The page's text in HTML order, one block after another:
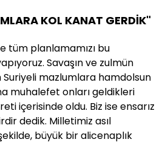
KOL KANAT GERDİK"
tüm planlamamızı bu
Savaşın ve zulmün
mazlumlara hamdolsun
muhalefet onları geldikleri
içerisinde oldu. Biz ise ensarız
dedik. Milletimiz asıl
büyük bir alicenaplık